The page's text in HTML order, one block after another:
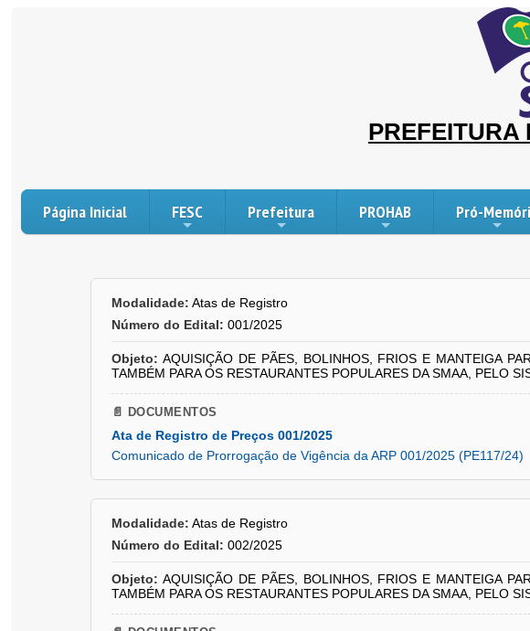
PREFEITURA
Página Inicial FESC Prefeitura PROHAB Pró-
Modalidade: Atas de Registro
Número do Edital: 001/2025
Objeto: AQUISIÇÃO DE PÃES, BOLINHOS, FRIOS E MANTEIGA
TAMBÉM PARA OS RESTAURANTES POPULARES DA SMAA, PELO
📄 DOCUMENTOS
Ata de Registro de Preços 001/2025
Comunicado de Prorrogação de Vigência da ARP 001/2025 (PE117/24)
Modalidade: Atas de Registro
Número do Edital: 002/2025
Objeto: AQUISIÇÃO DE PÃES, BOLINHOS, FRIOS E MANTEIGA
TAMBÉM PARA OS RESTAURANTES POPULARES DA SMAA, PELO